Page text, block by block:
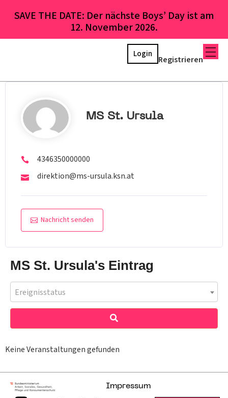
SAVE THE DATE: Der nächste Boys’ Day ist am
12. November 2026.
Registrieren
Login
MS St. Ursula
4346350000000
direktion@ms-ursula.ksn.at
Nachricht senden
MS St. Ursula's Eintrag
Ereignisstatus
Keine Veranstaltungen gefunden
Impressum